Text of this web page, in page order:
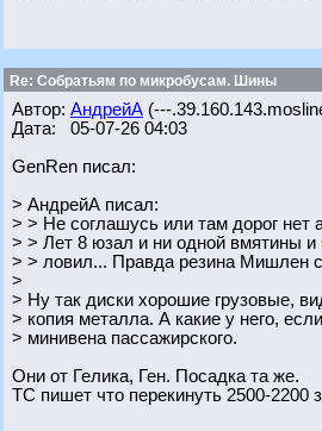
Re: Собратьям по микробусам. Шины
Автор: АндрейА (---
Дата: 05-07-26 04:03
GenRen писал:
> АндрейА писал:
> > Не соглашусь или там дорог нет
> > Лет 8 юзал и ни одной вмятины и
> > ловил... Правда резина Мишлен
>
> Ну так диски хорошие грузовые,
> копия металла. А какие у него,
> минивена пассажирского.
Они от Гелика, Ген. Посадка та же.
ТС пишет что перекинуть 2500-2200